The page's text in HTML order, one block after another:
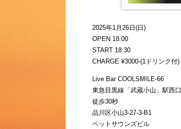
2025年1月26日(日)
OPEN 18:00
START 18:30
CHARGE ¥3000-(1ドリンク付)
Live Bar COOLSMILE-66
東急目黒線「武蔵小山」駅西口
徒歩30秒
品川区小山3-27-3-B1
ペットサウンズビル